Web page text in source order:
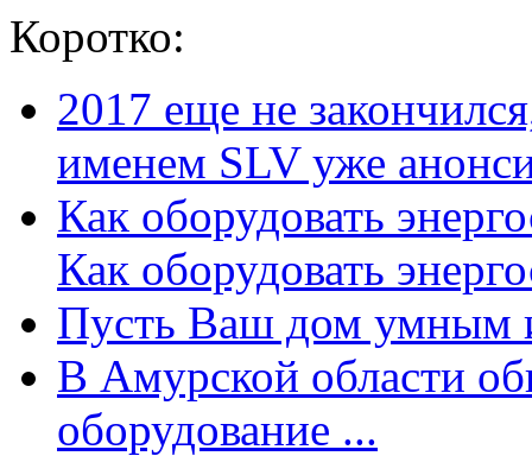
Коротко:
2017 еще не
именем SLV уже
Как оборудовать
Как оборудовать
Пусть Ваш дом умным
В Амурской области
оборудование ...